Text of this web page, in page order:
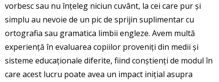
vorbesc sau nu înțeleg niciun cuvânt, la cei care pur și
simplu au nevoie de un pic de sprijin suplimentar cu
ortografia sau gramatica limbii engleze. Avem multă
experiență în evaluarea copiilor proveniți din medii și
sisteme educaționale diferite, fiind conștienți de modul în
care acest lucru poate avea un impact inițial asupra